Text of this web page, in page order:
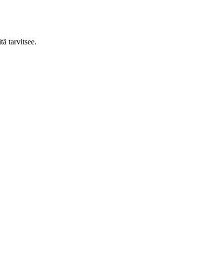
tarvitsee.